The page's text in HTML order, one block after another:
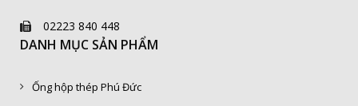
02223 840 448
DANH MỤC SẢN PHẨM
Ống hộp thép Phú Đức